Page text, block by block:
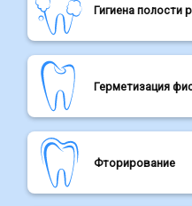
Гигиена полости
Профессиональная чистка
сохранения, потому что
чистка часто
зубной камень, можно
заболевания, такие как
мы используем скейлеры,
устройства. В случае
Герметизация
Зубные фиссуры
бороздки и канавки,
поверхности зубов между
Фторирование